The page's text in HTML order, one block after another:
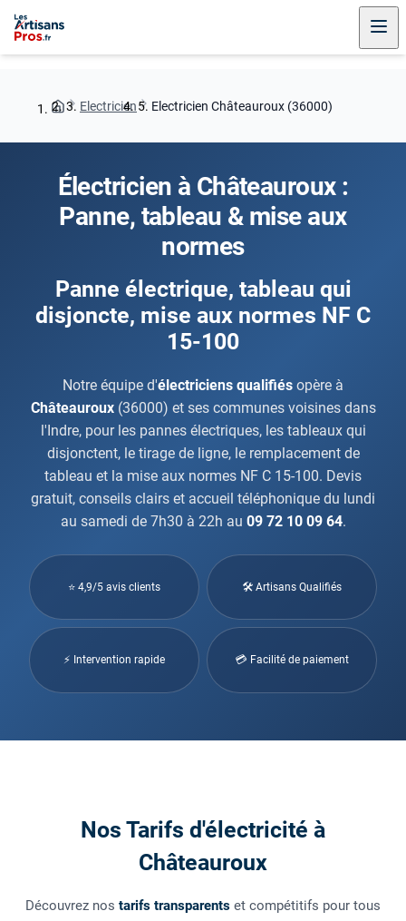
Electricien Electricien Châteauroux (36000)
Électricien à Châteauroux :
Panne, tableau & mise aux
normes
Panne électrique, tableau qui
disjoncte, mise aux normes NF C
15-100
Notre équipe d'électriciens qualifiés opère à
Châteauroux(36000) et ses communes voisines dans
l'Indre, pour les pannes électriques, les tableaux qui
disjonctent, le tirage de ligne, le remplacement de
tableau et la mise aux normes NF C 15-100. Devis
gratuit, conseils clairs et accueil téléphonique du lundi
au samedi de 7h30 à 22h au 09 72 10 09 64.
⭐ 4,9/5 avis clients 🛠 Artisans Qualifiés
⚡ Intervention rapide 💳 Facilité de paiement
Nos Tarifs d'électricité à
Châteauroux
Découvrez nos tarifs transparents et compétitifs pour tous